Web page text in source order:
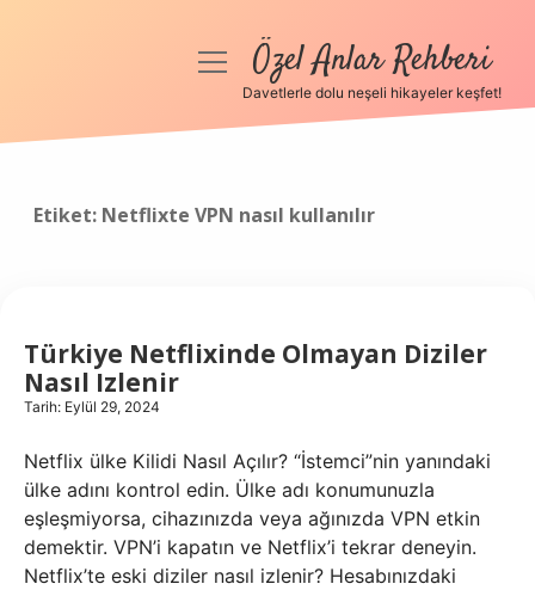
Anasayfa
menüyüÖzel Anlar Rehberi
Davetlerle dolu neşeli hikayeler keşfet!
Etiket: Netflixte VPN nasıl kullanılır
Türkiye Netflixinde Olmayan Diziler
Nasıl Izlenir
Tarih: Eylül 29, 2024
Netflix ülke Kilidi Nasıl Açılır? “İstemci”nin yanındaki
ülke adını kontrol edin. Ülke adı konumunuzla
eşleşmiyorsa, cihazınızda veya ağınızda VPN etkin
demektir. VPN’i kapatın ve Netflix’i tekrar deneyin.
Netflix’te eski diziler nasıl izlenir? Hesabınızdaki